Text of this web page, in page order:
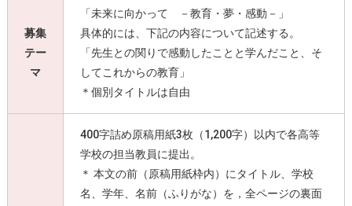
募集
テー
マ
「未来に向かって －教育・夢・感動－」
具体的には、下記の内容について記述する。
「先生との関りで感動したことと学んだこと、そ
してこれからの教育」
＊個別タイトルは自由
400字詰め原稿用紙3枚（1,200字）以内で各高等
学校の担当教員に提出。
＊ 本文の前（原稿用紙枠内）にタイトル、学校
名、学年、名前（ふりがな）を，全ページの裏面